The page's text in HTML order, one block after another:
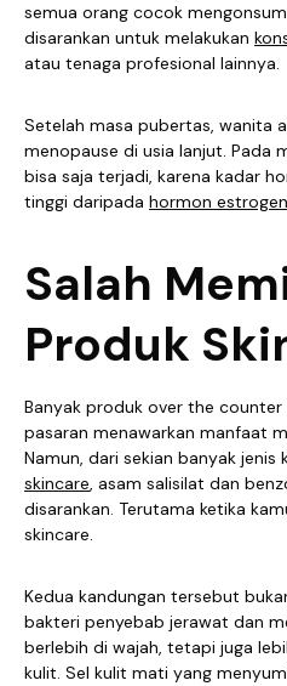
semua orang cocok
disarankan untuk melakukan
atau tenaga profesional lainnya.
Setelah masa pubertas, wanita
menopause di usia lanjut. Pada
bisa saja terjadi, karena kadar
tinggi daripada hormon estrogen
Salah
Produk
Banyak produk over the
pasaran menawarkan manfaat
Namun, dari sekian banyak
skincare, asam salisilat dan
disarankan. Terutama ketika
skincare.
Kedua kandungan tersebut
bakteri penyebab jerawat dan
berlebih di wajah, tetapi juga
kulit. Sel kulit mati yang